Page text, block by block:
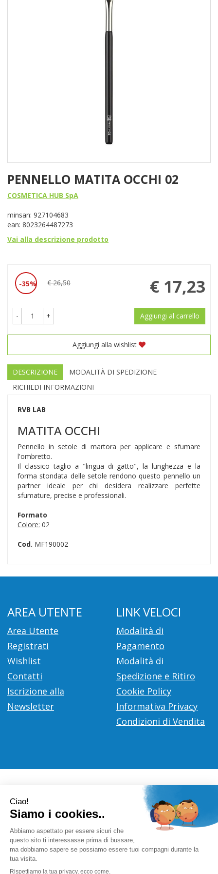
PENNELLO MATITA OCCHI 02
COSMETICA HUB SpA
minsan: 927104683
ean: 8023264487273
Vai alla descrizione prodotto
35% € 26,50
Prezzo
scontato
€ 17,23
- + Aggiungi al carrello
Aggiungi alla wishlist
DESCRIZIONE
MODALITÀ DI SPEDIZIONE
RICHIEDI INFORMAZIONI
RVB LAB
MATITA OCCHI
Pennello in setole di martora per applicare e sfumare
l'ombretto.
Il classico taglio a "lingua di gatto", la lunghezza e la
forma stondata delle setole rendono questo pennello un
partner ideale per chi desidera realizzare perfette
sfumature, precise e professionali.
Formato
Colore: 02
Cod. MF190002
AREA UTENTE
Area Utente
Registrati
Wishlist
Contatti
Iscrizione alla
Newsletter
LINK VELOCI
Modalità di
Pagamento
Modalità di
Spedizione e Ritiro
Cookie Policy
Informativa Privacy
Condizioni di Vendita
Farmacia Città D'Europa Dr. Leonardo Gaoni
d'Europa, 700 00144 Roma (RM)
info@farmace.it|Tel.: 065290252
| P.Iva: 09281581000 |
Powered byPrenofa